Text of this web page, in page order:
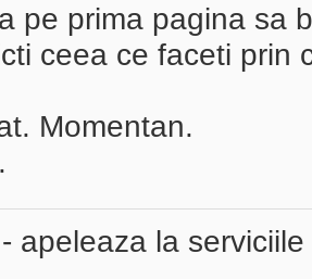
pe prima pagina sa
ceea ce faceti prin
Momentan.
- apeleaza la